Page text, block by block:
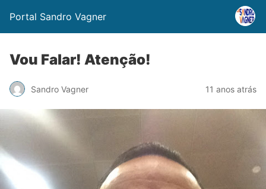
Portal Sandro Vagner
Vou Falar! Atenção!
Sandro Vagner 11 anos atrás